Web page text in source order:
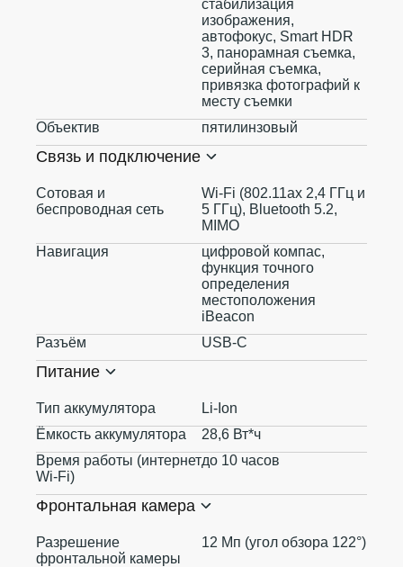
стабилизация
изображения,
автофокус, Smart HDR
3, панорамная съемка,
серийная съемка,
привязка фотографий к
месту съемки
Объектив
пятилинзовый
Связь и подключение
Сотовая и
беспроводная сеть
Wi-Fi (802.11ax 2,4 ГГц и
5 ГГц), Bluetooth 5.2,
MIMO
Навигация
цифровой компас,
функция точного
определения
местоположения
iBeacon
Разъём
USB‑C
Питание
Тип аккумулятора
Li-Ion
Ёмкость аккумулятора
28,6 Вт*ч
Время работы (интернет
Wi-Fi)
до 10 часов
Фронтальная камера
Разрешение
фронтальной камеры
12 Мп (угол обзора 122°)